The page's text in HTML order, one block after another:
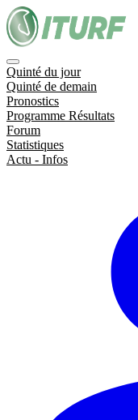
Quinté du jour
Quinté de demain
Pronostics
Programme Résultats
Forum
Statistiques
Actu - Infos